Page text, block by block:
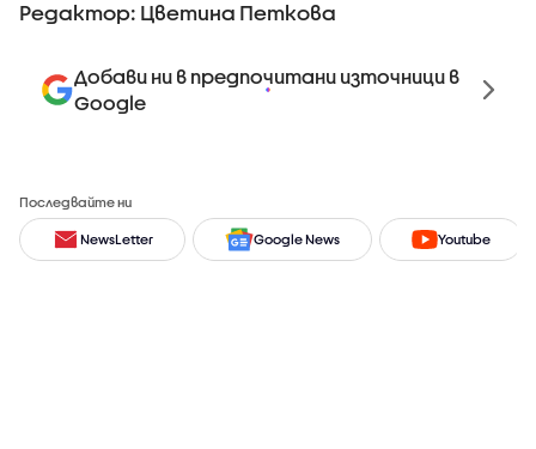
Редактор: Цветина Петкова
Добави ни в предпочитани източници в
Google
Последвайте ни
NewsLetter Google News Youtube